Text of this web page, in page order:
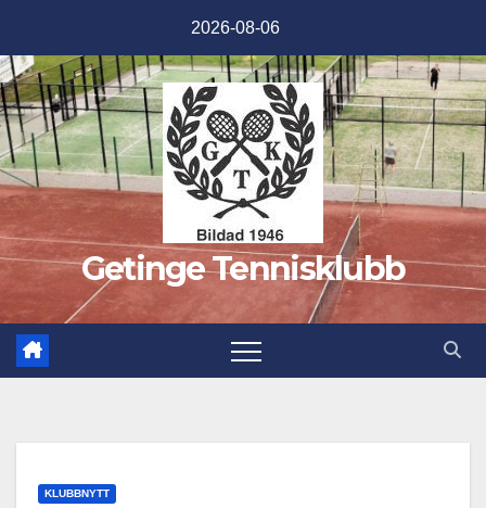
innehåll
2026-08-06
Getinge Tennisklubb
KLUBBNYTT